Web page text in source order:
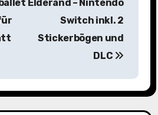
Elderand – Nintendo
Switch inkl. 2
Stickerbögen und
DLC